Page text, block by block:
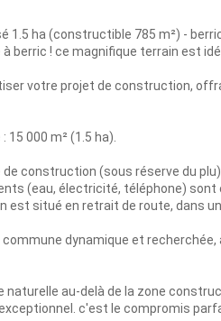
1.5 ha (constructible 785 m²) -
berric ! ce magnifique terrain est
votre projet de construction,
000 m² (1.5 ha).
construction (sous réserve du plu).
(eau, électricité, téléphone)
est situé en retrait de route, dans
dynamique et
au-delà de la zone
c'est le compromis